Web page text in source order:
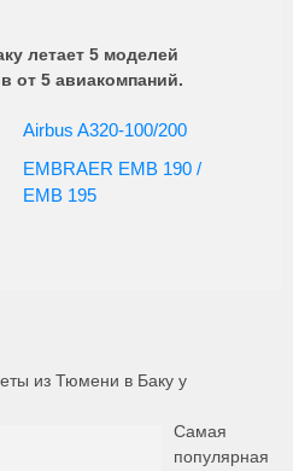
летает 5 моделей
от 5 авиакомпаний.
Airbus A320-100/200
EMBRAER EMB 190 /
EMB 195
из Тюмени в Баку у
Самая
популярная